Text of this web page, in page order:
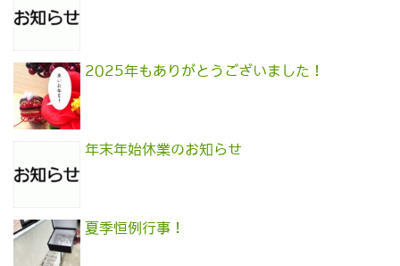
2025年もありがとうございました！
年末年始休業のお知らせ
夏季恒例行事！